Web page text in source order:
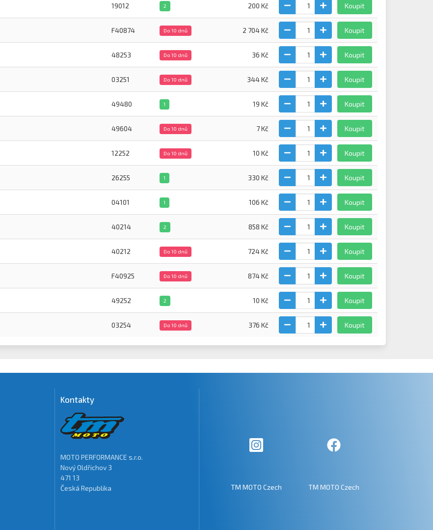
19012 2 200 Kč Koupit
F40874 Do 10 dnů 2 704 Kč Koupit
48253 Do 10 dnů 36 Kč Koupit
03251 Do 10 dnů 344 Kč Koupit
49480 1 19 Kč Koupit
49604 Do 10 dnů 7 Kč Koupit
12252 Do 10 dnů 10 Kč Koupit
26255 1 330 Kč Koupit
04101 1 106 Kč Koupit
40214 2 858 Kč Koupit
40212 Do 10 dnů 724 Kč Koupit
F40925 Do 10 dnů 874 Kč Koupit
49252 2 10 Kč Koupit
03254 Do 10 dnů 376 Kč Koupit
Kontakty
MOTO PERFORMANCE s.r.o.
Nový Oldřichov 3
471 13
Česká Republika
TM MOTO Czech TM MOTO Czech